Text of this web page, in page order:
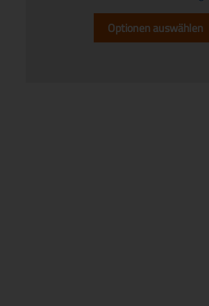
Optionen auswählen